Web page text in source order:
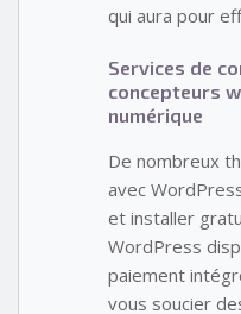
qui aura pour
Services de
concepteurs
numérique
De nombreux
avec
et installer
WordPress
paiement
vous soucier